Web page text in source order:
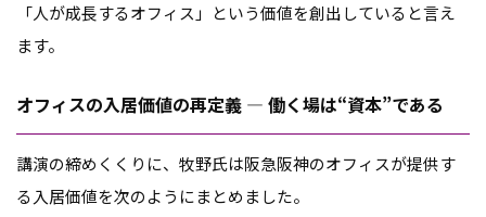
「人が成長するオフィス」という価値を創出していると言え
ます。
オフィスの入居価値の再定義 ― 働く場は“資本”である
講演の締めくくりに、牧野氏は阪急阪神のオフィスが提供す
る入居価値を次のようにまとめました。